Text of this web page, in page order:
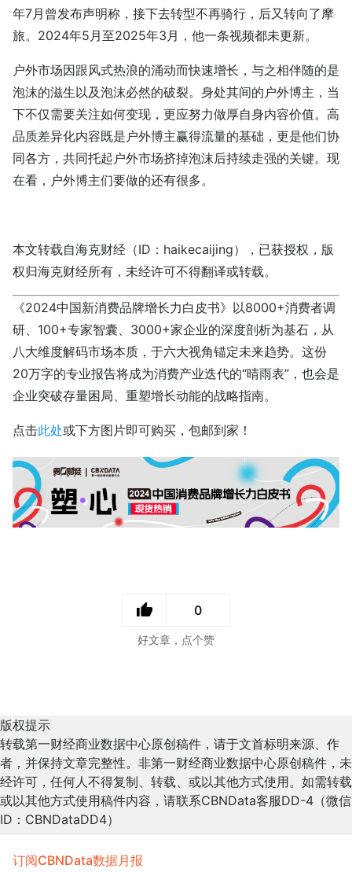
年7月曾发布声明称，接下去转型不再骑行，后又转向了摩
旅。2024年5月至2025年3月，他一条视频都未更新。
户外市场因跟风式热浪的涌动而快速增长，与之相伴随的是
泡沫的滋生以及泡沫必然的破裂。身处其间的户外博主，当
下不仅需要关注如何变现，更应努力做厚自身内容价值。高
品质差异化内容既是户外博主赢得流量的基础，更是他们协
同各方，共同托起户外市场挤掉泡沫后持续走强的关键。现
在看，户外博主们要做的还有很多。
本文转载自海克财经（ID：haikecaijing），已获授权，版
权归海克财经所有，未经许可不得翻译或转载。
《2024中国新消费品牌增长力白皮书》以8000+消费者调
研、100+专家智囊、3000+家企业的深度剖析为基石，从
八大维度解码市场本质，于六大视角锚定未来趋势。这份
20万字的专业报告将成为消费产业迭代的“晴雨表”，也会是
企业突破存量困局、重塑增长动能的战略指南。
点击此处或下方图片即可购买，包邮到家！
0
好文章，点个赞
版权提示
转载第一财经商业数据中心原创稿件，请于文首标明来源、作
者，并保持文章完整性。非第一财经商业数据中心原创稿件，未
经许可，任何人不得复制、转载、或以其他方式使用。如需转载
或以其他方式使用稿件内容，请联系CBNData客服DD-4（微信
ID：CBNDataDD4）
订阅CBNData数据月报